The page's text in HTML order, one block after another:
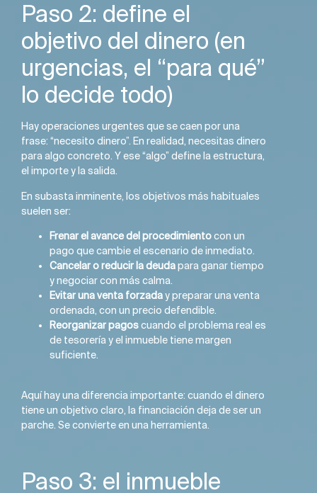
Paso 2: define el
objetivo del dinero (en
urgencias, el “para qué”
lo decide todo)
Hay operaciones urgentes que se caen por una
frase: “necesito dinero”. En realidad, necesitas dinero
para algo concreto. Y ese “algo” define la estructura,
el importe y la salida.
En subasta inminente, los objetivos más habituales
suelen ser:
Frenar el avance del procedimientocon un
pago que cambie el escenario de inmediato.
Cancelar o reducir la deudapara ganar tiempo
y negociar con más calma.
Evitar una venta forzaday preparar una venta
ordenada, con un precio defendible.
Reorganizar pagoscuando el problema real es
de tesorería y el inmueble tiene margen
suficiente.
Aquí hay una diferencia importante: cuando el dinero
tiene un objetivo claro, la financiación deja de ser un
parche. Se convierte en una herramienta.
Paso 3: el inmueble